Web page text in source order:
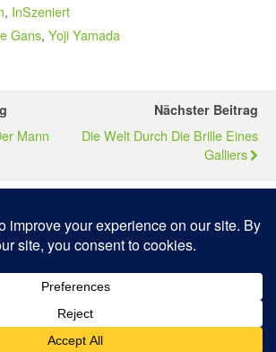
, InSzeniert
Gans, Yoji Yamada
Mann
Nächster Beitrag
Die Welt Durch Die Brille Eines
Galliers
Zum Seitenanfang
Desktop